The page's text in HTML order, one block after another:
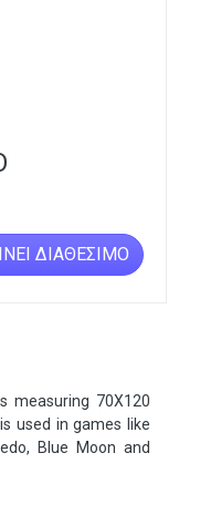
ΔΙΑΘΈΣΙΜΟ
measuring 70Χ120
used in games like
Blue Moon and